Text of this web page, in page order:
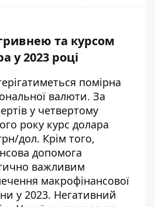
та курсом
у 2023 році
помірна
валюти. За
у четвертому
року курс долара
дол. Крім того,
допомога
важливим
макрофінансової
у 2023. Негативний